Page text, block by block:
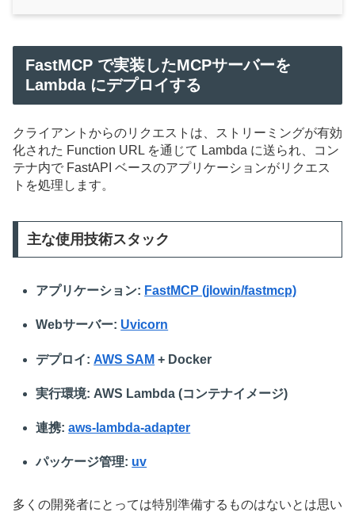
FastMCP で実装したMCPサーバーを
Lambda にデプロイする
クライアントからのリクエストは、ストリーミングが有効
化された Function URL を通じて Lambda に送られ、コン
テナ内で FastAPI ベースのアプリケーションがリクエス
トを処理します。
主な使用技術スタック
アプリケーション: FastMCP (jlowin/fastmcp)
Webサーバー: Uvicorn
デプロイ: AWS SAM + Docker
実行環境: AWS Lambda (コンテナイメージ)
連携: aws-lambda-adapter
パッケージ管理: uv
多くの開発者にとっては特別準備するものはないとは思い